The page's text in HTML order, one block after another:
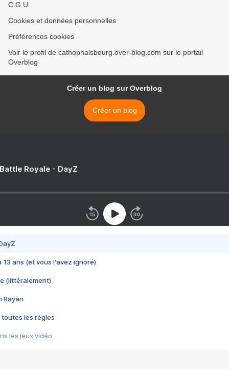
C.G.U.
Cookies et données personnelles
Préférences cookies
Voir le profil de cathophalsbourg.over-blog.com sur le portail
Overblog
Créer un blog sur Overblog
Créer un blog
Royale - DayZ
13 ans (et vous l'avez ignoré)
(littéralement)
Rayan
toutes les règles
les jeux vidéo